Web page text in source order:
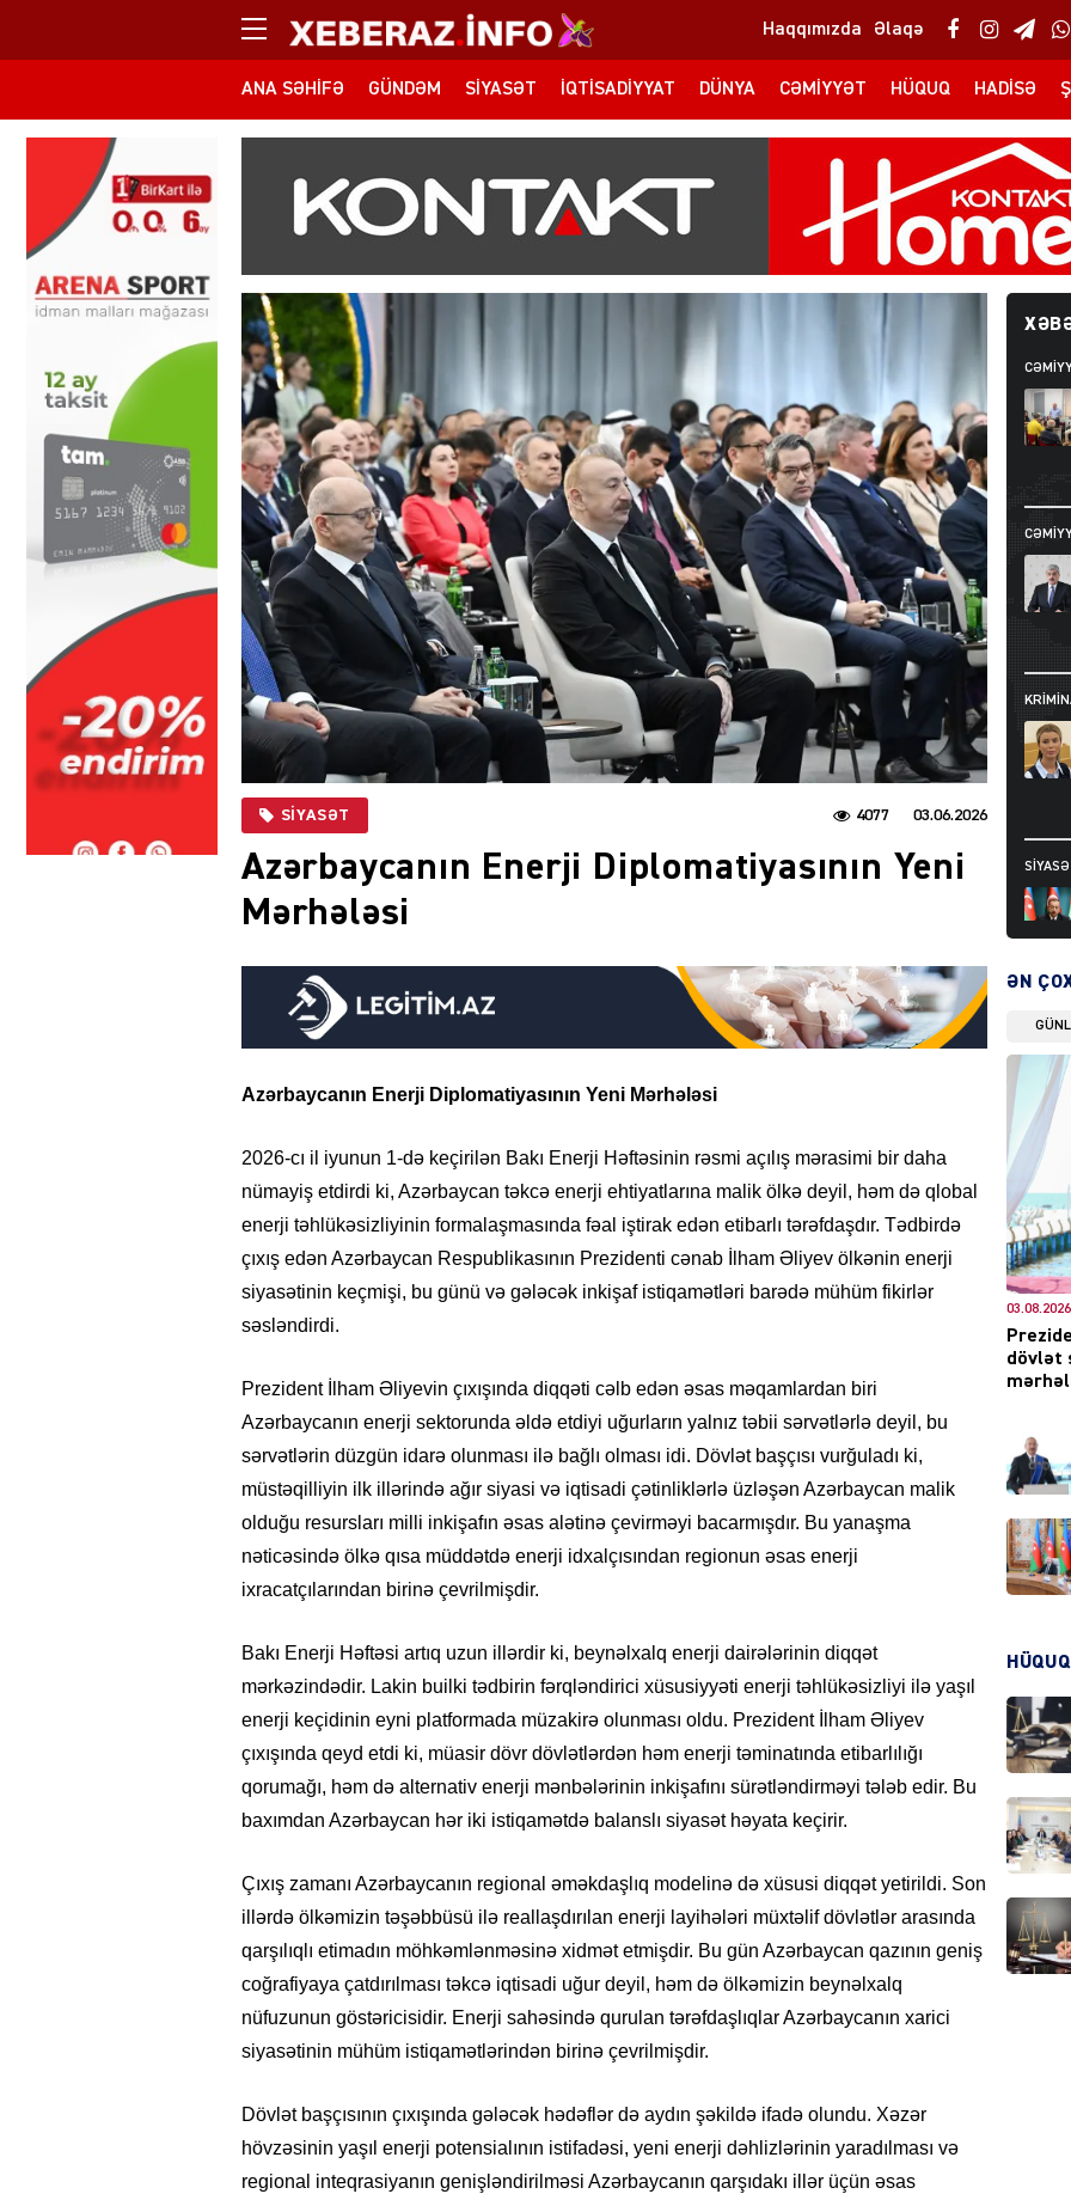
Haqqımızda Əlaqə
ANA SƏHIFƏ GÜNDƏM SIYASƏT İQTISADIYYAT DÜNYA CƏMIYYƏT HÜQUQ HADISƏ
SIYASƏT 03.06.2026
4077
Azərbaycanın Enerji Diplomatiyasının Yeni
Mərhələsi
Azərbaycanın Enerji Diplomatiyasının Yeni Mərhələsi
2026-cı il iyunun 1-də keçirilən Bakı Enerji Həftəsinin rəsmi açılış mərasimi bir daha
nümayiş etdirdi ki, Azərbaycan təkcə enerji ehtiyatlarına malik ölkə deyil, həm də qlobal
enerji təhlükəsizliyinin formalaşmasında fəal iştirak edən etibarlı tərəfdaşdır. Tədbirdə
çıxış edən Azərbaycan Respublikasının Prezidenti cənab İlham Əliyev ölkənin enerji
siyasətinin keçmişi, bu günü və gələcək inkişaf istiqamətləri barədə mühüm fikirlər
səsləndirdi.
Prezident İlham Əliyevin çıxışında diqqəti cəlb edən əsas məqamlardan biri
Azərbaycanın enerji sektorunda əldə etdiyi uğurların yalnız təbii sərvətlərlə deyil, bu
sərvətlərin düzgün idarə olunması ilə bağlı olması idi. Dövlət başçısı vurğuladı ki,
müstəqilliyin ilk illərində ağır siyasi və iqtisadi çətinliklərlə üzləşən Azərbaycan malik
olduğu resursları milli inkişafın əsas alətinə çevirməyi bacarmışdır. Bu yanaşma
nəticəsində ölkə qısa müddətdə enerji idxalçısından regionun əsas enerji
ixracatçılarından birinə çevrilmişdir.
Bakı Enerji Həftəsi artıq uzun illərdir ki, beynəlxalq enerji dairələrinin diqqət
mərkəzindədir. Lakin builki tədbirin fərqləndirici xüsusiyyəti enerji təhlükəsizliyi ilə yaşıl
enerji keçidinin eyni platformada müzakirə olunması oldu. Prezident İlham Əliyev
çıxışında qeyd etdi ki, müasir dövr dövlətlərdən həm enerji təminatında etibarlılığı
qorumağı, həm də alternativ enerji mənbələrinin inkişafını sürətləndirməyi tələb edir. Bu
baxımdan Azərbaycan hər iki istiqamətdə balanslı siyasət həyata keçirir.
Çıxış zamanı Azərbaycanın regional əməkdaşlıq modelinə də xüsusi diqqət yetirildi. Son
illərdə ölkəmizin təşəbbüsü ilə reallaşdırılan enerji layihələri müxtəlif dövlətlər arasında
qarşılıqlı etimadın möhkəmlənməsinə xidmət etmişdir. Bu gün Azərbaycan qazının geniş
coğrafiyaya çatdırılması təkcə iqtisadi uğur deyil, həm də ölkəmizin beynəlxalq
nüfuzunun göstəricisidir. Enerji sahəsində qurulan tərəfdaşlıqlar Azərbaycanın xarici
siyasətinin mühüm istiqamətlərindən birinə çevrilmişdir.
Dövlət başçısının çıxışında gələcək hədəflər də aydın şəkildə ifadə olundu. Xəzər
hövzəsinin yaşıl enerji potensialının istifadəsi, yeni enerji dəhlizlərinin yaradılması və
regional inteqrasiyanın genişləndirilməsi Azərbaycanın qarşıdakı illər üçün əsas
DÜNYA
DÜNYA
XARİCİ
HADISƏ
DÜNYA
ƏN
03.08.2026
dövlət
HÜQUQ